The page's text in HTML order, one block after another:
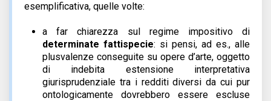
esemplificativa, quelle volte:
a far chiarezza sul regime impositivo di
determinate fattispecie: si pensi, ad es., alle
plusvalenze conseguite su opere d’arte, oggetto
di indebita estensione interpretativa
giurisprudenziale tra i redditi diversi da cui pur
ontologicamente dovrebbero essere escluse